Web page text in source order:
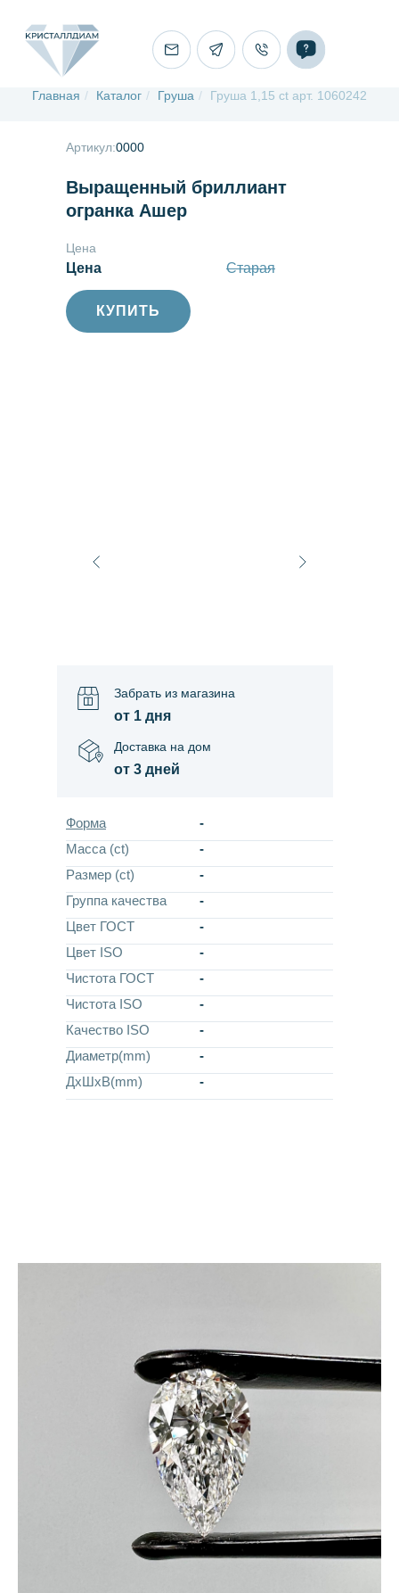
Главная / Каталог / Груша / Груша 1,15 ct арт. 1060242
от 3 дней
Доставка на дом
от 1 дня
Забрать из магазина
Выращенный бриллиант
огранка Ашер
Артикул:0000
Старая
Форма
-
Масса (ct)
-
Размер (ct)
-
Группа качества
-
Цвет ГОСТ
-
Цвет ISO
-
Чистота ГОСТ
-
Чистота ISO
-
Качество ISO
-
Диаметр(mm)
-
ДхШхВ(mm)
-
Цена
Цена
КУПИТЬ